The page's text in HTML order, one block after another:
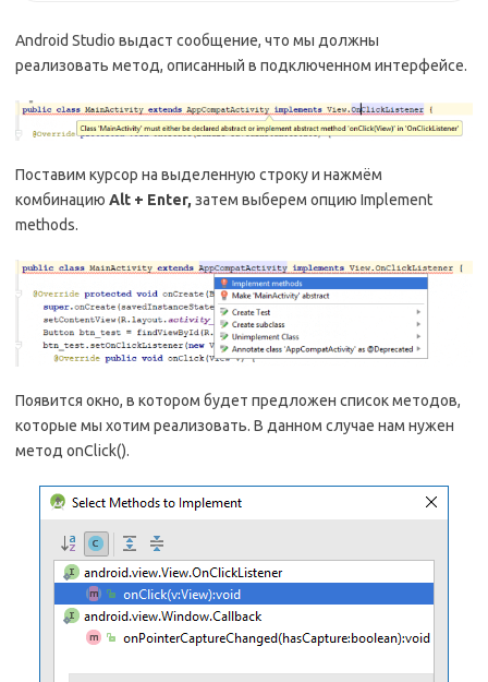
Android Studio выдаст сообщение, что мы должны
реализовать метод, описанный в подключенном интерфейсе.
Поставим курсор на выделенную строку и нажмём
комбинацию Alt + Enter, затем выберем опцию Implement
methods.
Появится окно, в котором будет предложен список методов,
которые мы хотим реализовать. В данном случае нам нужен
метод onClick().